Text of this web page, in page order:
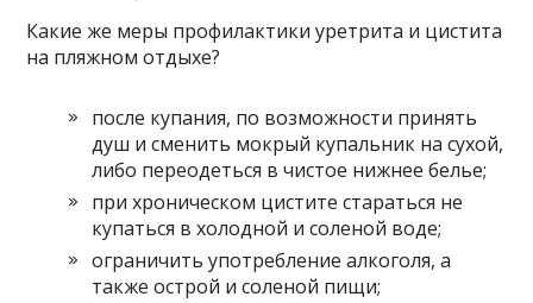
Какие же меры профилактики уретрита и цистита
на пляжном отдыхе?
после купания, по возможности принять
душ и сменить мокрый купальник на сухой,
либо переодеться в чистое нижнее белье;
при хроническом цистите стараться не
купаться в холодной и соленой воде;
ограничить употребление алкоголя, а
также острой и соленой пищи;